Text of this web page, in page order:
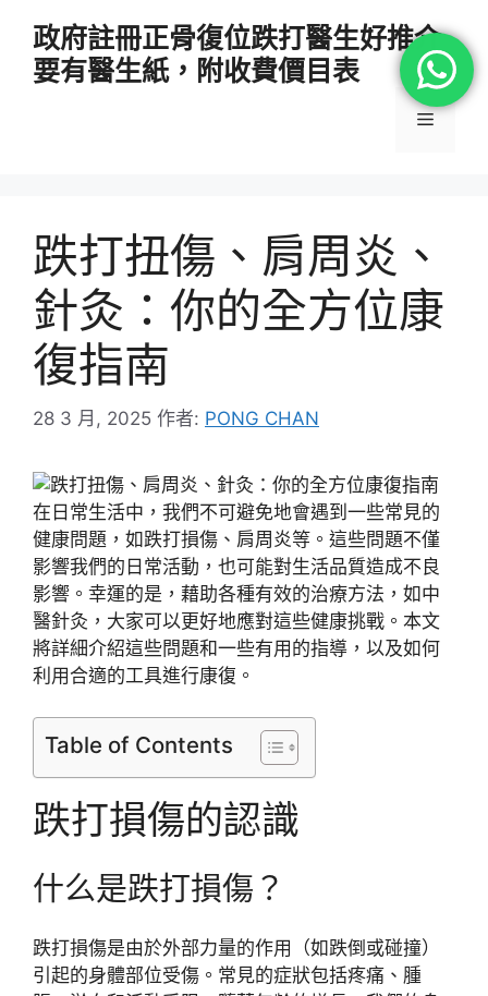
政府註冊正骨復位跌打醫生好推介
要有醫生紙，附收費價目表
選
跌打扭傷、肩周炎、
針灸：你的全方位康
復指南
28 3 月, 2025 作者: PONG CHAN
在日常生活中，我們不可避免地會遇到一些常見的
健康問題，如跌打損傷、肩周炎等。這些問題不僅
影響我們的日常活動，也可能對生活品質造成不良
影響。幸運的是，藉助各種有效的治療方法，如中
醫針灸，大家可以更好地應對這些健康挑戰。本文
將詳細介紹這些問題和一些有用的指導，以及如何
利用合適的工具進行康復。
Table of Contents
跌打損傷的認識
什么是跌打損傷？
跌打損傷是由於外部力量的作用（如跌倒或碰撞）
引起的身體部位受傷。常見的症狀包括疼痛、腫